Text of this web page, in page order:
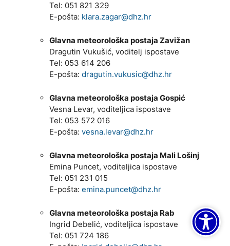
Tel: 051 821 329
E-pošta: klara.zagar@dhz.hr
Glavna meteorološka postaja Zavižan
Dragutin Vukušić, voditelj ispostave
Tel: 053 614 206
E-pošta: dragutin.vukusic@dhz.hr
Glavna meteorološka postaja Gospić
Vesna Levar, voditeljica ispostave
Tel: 053 572 016
E-pošta: vesna.levar@dhz.hr
Glavna meteorološka postaja Mali Lošinj
Emina Puncet, voditeljica ispostave
Tel: 051 231 015
E-pošta: emina.puncet@dhz.hr
Glavna meteorološka postaja Rab
Ingrid Debelić, voditeljica ispostave
Tel: 051 724 186